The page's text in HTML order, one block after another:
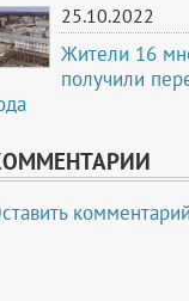
25.10.2022
Жители 16
получили